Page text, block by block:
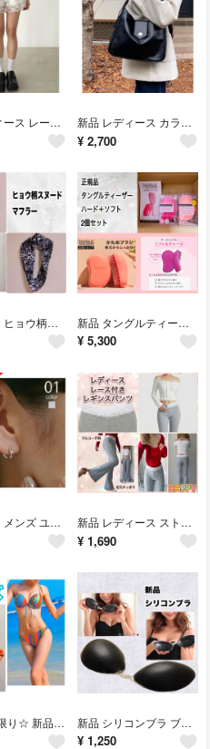
新品 レディース レースフリル パンツ ショートパンツ 白 ホワイト 新品 レディース カラーレトロレザーショルダーバッグ
¥ 2,700
レディース ヒョウ柄ファースヌード グレー・ブラック 豹柄 新品 タングルティーザー 2個セット
¥ 5,300
レディース メンズ ユニセックス ピアス シルバー925 片耳用 新品 レディース ストレッチ ヨガウェア フレア パンツ ピラティスウェア
¥ 1,690
ラスト1点限り☆ 新品 極盛り厚パッドビキニ2点セット ヒョウ柄 豹柄 新品 シリコンブラ ブラック ヌーブラ Dカップ ぷにゅ×2 黒
¥ 1,250